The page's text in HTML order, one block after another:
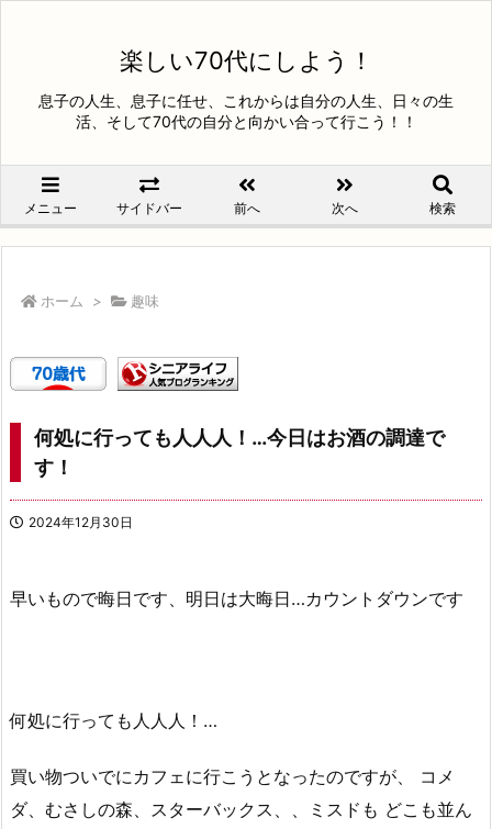
楽しい70代にしよう！
息子の人生、息子に任せ、これからは自分の人生、日々の生
活、そして70代の自分と向かい合って行こう！！
メニュー サイドバー 前へ 次へ 検索
ホーム > 趣味
何処に行っても人人人！…今日はお酒の調達で
す！
2024年12月30日
早いもので晦日です、明日は大晦日…カウントダウンです
何処に行っても人人人！…
買い物ついでにカフェに行こうとなったのですが、 コメ
ダ、むさしの森、スターバックス、、ミスドも どこも並ん